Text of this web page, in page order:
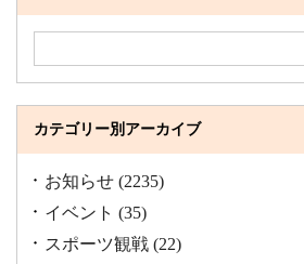
カテゴリー別アーカイブ
お知らせ (2235)
イベント (35)
スポーツ観戦 (22)